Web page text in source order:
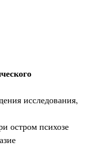
исследования,
остром психозе